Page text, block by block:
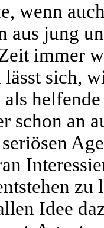
wenn
aus jung
immer
sich,
schon an
zu
Idee